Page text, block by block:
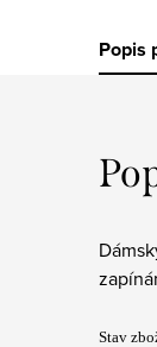
Popis
Stav